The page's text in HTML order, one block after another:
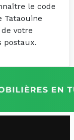
le code
Tataouine
votre
postaux.